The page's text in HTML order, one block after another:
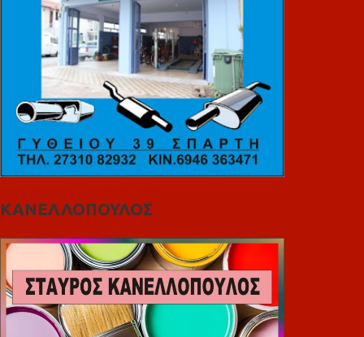
ΚΑΝΕΛΛΟΠΟΥΛΟΣ